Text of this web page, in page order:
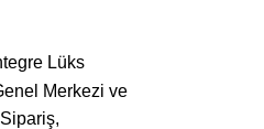
Lüks
Merkezi ve